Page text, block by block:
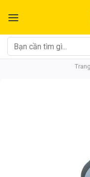
đến
dung
Tìm
kiếm: